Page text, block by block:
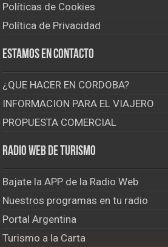
Políticas de Cookies
Política de Privacidad
Estamos en contacto
¿QUE HACER EN CORDOBA?
INFORMACION PARA EL VIAJERO
PROPUESTA COMERCIAL
Radio Web de Turismo
Bajate la APP de la Radio Web
Nuestros programas en tu radio
Portal Argentina
Turismo a la Carta